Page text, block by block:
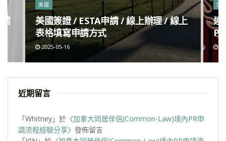
美國
美國簽證 / ESTA申請 / 線上辦理 / 線上
表格填寫申請方式
2025-05-16
加
連
近期留言
「Whitney 」於〈加拿大同居伴侶(Common-Law)境內PR申
請流程經驗分享〉發佈留言